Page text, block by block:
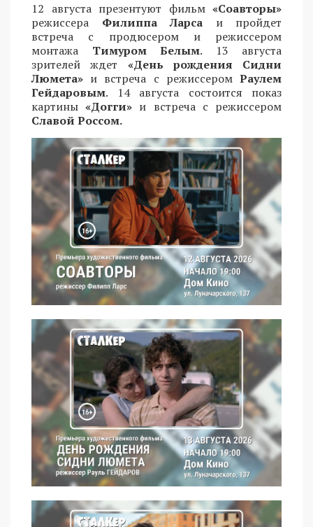
12 августа презентуют фильм «Соавторы»
режиссера Филиппа Ларса и пройдет
встреча с продюсером и режиссером
монтажа Тимуром Белым. 13 августа
зрителей ждет «День рождения Сидни
Люмета» и встреча с режиссером Раулем
Гейдаровым. 14 августа состоится показ
картины«Догги» и встреча с режиссером
Славой Россом.